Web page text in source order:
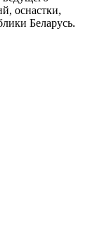
оснастки,
Беларусь.